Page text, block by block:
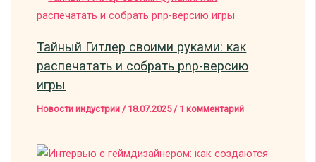
Тайный Гитлер своими руками: как
распечатать и собрать pnp-версию
игры
Новости индустрии / 18.07.2025/ 1 комментарий